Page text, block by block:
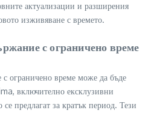
актуализации и разширения
изживяване с времето.
с ограничено време
ограничено време може да бъде
включително ексклузивни
предлагат за кратък период. Тези